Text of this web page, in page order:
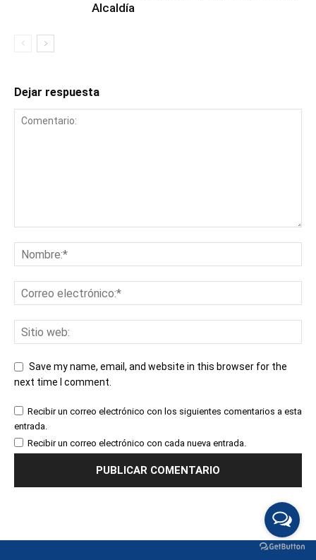
Alcaldía
Dejar respuesta
Save my name, email, and website in this browser for the
next time I comment.
Recibir un correo electrónico con los siguientes comentarios a esta
entrada.
Recibir un correo electrónico con cada nueva entrada.